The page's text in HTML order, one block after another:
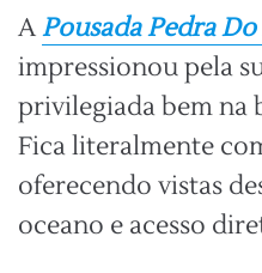
APousada Pedra
impressionou pela
privilegiada bem na
Fica literalmente
oferecendo vistas
oceano e acesso